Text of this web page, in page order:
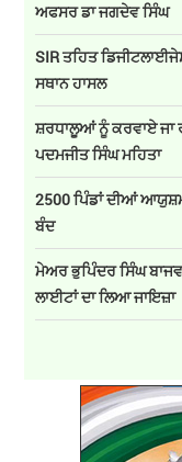
ਅਫਸਰ ਡਾ ਜਗਦੇਵ ਸਿੰਘ
SIR ਤਹਿਤ
ਸਥਾਨ ਹਾਸਲ
ਸ਼ਰਧਾਲੂਆਂ ਨੂੰ ਕਰਵਾਏ ਜਾ
ਪਦਮਜੀਤ ਸਿੰਘ ਮਹਿਤਾ
2500 ਪਿੰਡਾਂ ਦੀਆਂ
ਬੰਦ
ਮੇਅਰ ਭੁਪਿੰਦਰ ਸਿੰਘ
ਲਾਈਟਾਂ ਦਾ ਲਿਆ ਜਾਇਜ਼ਾ